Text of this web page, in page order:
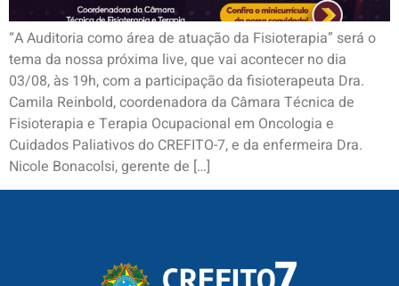
“A Auditoria como área de atuação da Fisioterapia” será o
tema da nossa próxima live, que vai acontecer no dia
03/08, às 19h, com a participação da fisioterapeuta Dra.
Camila Reinbold, coordenadora da Câmara Técnica de
Fisioterapia e Terapia Ocupacional em Oncologia e
Cuidados Paliativos do CREFITO-7, e da enfermeira Dra.
Nicole Bonacolsi, gerente de […]